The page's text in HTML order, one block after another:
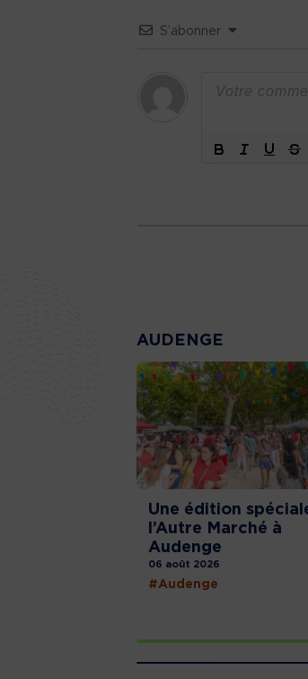
S’abonner
AUDENGE
Une édition
l’Autre Marché à
Audenge
06 août 2026
#Audenge